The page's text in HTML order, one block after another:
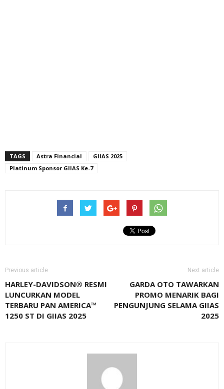
TAGS Astra Financial
GIIAS 2025
Platinum Sponsor GIIAS Ke-7
Previous article
HARLEY-DAVIDSON® RESMI
LUNCURKAN MODEL
TERBARU PAN AMERICA™
1250 ST DI GIIAS 2025
Next article
GARDA OTO TAWARKAN
PROMO MENARIK BAGI
PENGUNJUNG SELAMA GIIAS
2025